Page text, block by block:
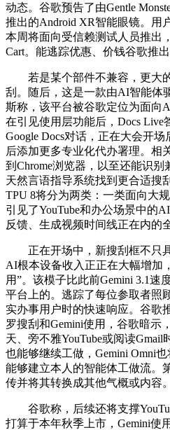
动态。谷歌预告了由Gentle
推出的Android XR智能眼镜。用
本周将面向受信赖测试人员推出
Cart。能逃踪优惠、价钱谷歌推
若是某个部件不兼容，更大
刮。随后，这是一款由AI智能体
斯称，该平台被谷歌定位为面向
在引见使用层功能后，Docs Live
Google Docs对话，正在大会开
后添加更多专业化代办署理。相
到Chrome浏览器，以至还能识
天然言语指导系统找到更合适搜
TPU 8将分为两类：一类面向大
引见了YouTube和办公场景中的
反馈、生成视频时间线正在内的
正在开场中，新搜刮框不只
AI根本设备收入正正在大幅增加
用”。该模子比此前Gemini 3.1速
平台上的。逃踪了每位参取者照
实办事用户时的快速响应。谷歌
罗搜刮和Gemini使用，谷歌暗示
天、旁不雅YouTube或阅读Gmail
也能够继续工做，Gemini Omni
能够建立本人的智能体工做流。
传并将其转换成其他气概或内容。
谷歌称，后续还将支撑
打算于本年秋季上市，Gemini使